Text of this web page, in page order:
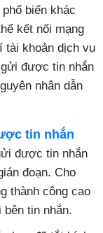
biến khác
kết nối mạng
tài khoản dịch vụ
được tin nhắn
nhân dẫn
tin nhắn
được tin nhắn
đoạn. Cho
thành công cao
tin nhắn.